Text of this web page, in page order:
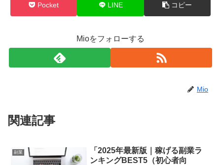
Pocket LINE コピー
Mioをフォローする
Mio
関連記事
副業
「2025年最新版｜稼げる副業ラ
ンキングBEST5（初心者向